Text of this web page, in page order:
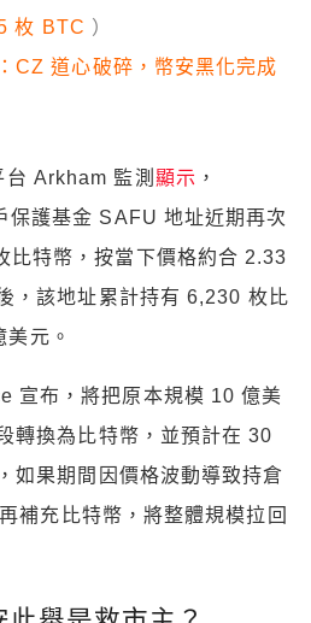
枚 BTC ）
CZ 道心破碎，幣安黑化完成
台 Arkham 監測 顯示 ，
保護基金 SAFU 地址近期再次
比特幣，按當下價格約合 2.33
，該地址累計持有 6,230 枚比
元。
宣布，將把原本規模 10 億美
轉換為比特幣，並預計在 30
如果期間因價格波動導致持倉
補充比特幣，將整體規模拉回